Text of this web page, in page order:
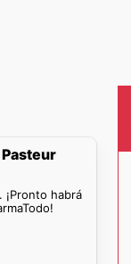
¡Pronto habrá